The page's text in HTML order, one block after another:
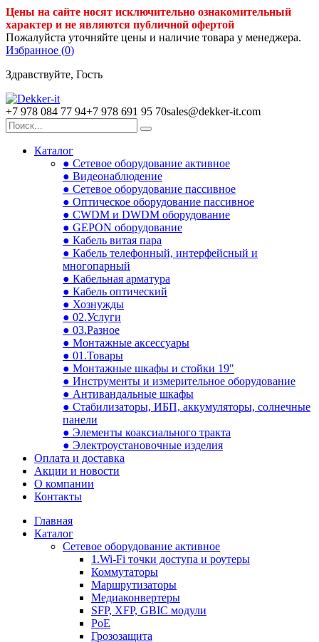
Цены на сайте носят исключительно ознакомительный
характер и не являются публичной офертой
Пожалуйста уточняйте цены и наличие товара у менеджера.
Избранное (0)
Здравствуйте, Гость
+7 978 084 77 94+7 978 691 95 70sales@dekker-it.com
Каталог
● Сетевое оборудование активное
● Видеонаблюдение
● Сетевое оборудование пассивное
● Оптическое оборудование пассивное
● CWDM и DWDM оборудование
● GEPON оборудование
● Кабель витая пара
● Кабель телефонный, интерфейсный и
многопарный
● Кабельная арматура
● Кабель оптический
● Хознужды
● 02.Услуги
● 03.Разное
● Монтажные аксессуары
● 01.Товары
● Монтажные шкафы и стойки 19"
● Инструменты и измерительное оборудование
● Антивандальные шкафы
● Стабилизаторы, ИБП, аккумуляторы, солнечные
панели
● Элементы коаксиального тракта
● Электроустановочные изделия
Оплата и доставка
Акции и новости
О компании
Контакты
Главная
Каталог
Сетевое оборудование активное
1.Wi-Fi точки доступа и роутеры
Коммутаторы
Маршрутизаторы
Медиаконвертеры
SFP, XFP, GBIC модули
PoE
Грозозащита